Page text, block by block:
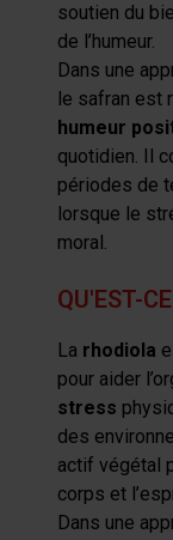
soutien du
de l’humeur.
Dans une
le safran est
humeur
quotidien. Il
périodes de
lorsque le
moral.
QU'EST-
La rhodiola
pour aider
stress
des
actif végétal
corps et
Dans une